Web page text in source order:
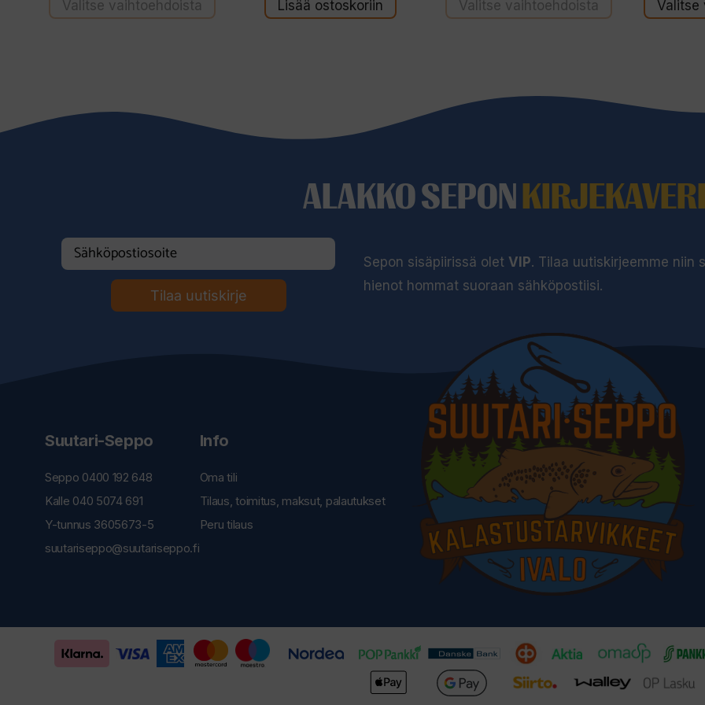
Valitse vaihtoehdoista Lisää ostoskoriin Valitse vaihtoehdoista Valitse
ALAKKO SEPON
Tilaa uutiskirje
Sepon sisäpiirissä oletVIP. Tilaa uutiskirjeemme niin
hienot hommat suoraan sähköpostiisi.
Suutari-Seppo
Seppo 0400 192 648
Kalle 040 5074 691
Y-tunnus 3605673-5
suutariseppo@suutariseppo.fi
Info
Oma tili
Tilaus, toimitus, maksut, palautukset
Peru tilaus